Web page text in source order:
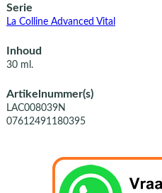
Serie
La Colline Advanced Vital
Inhoud
30 ml.
Artikelnummer(s)
LAC008039N
07612491180395